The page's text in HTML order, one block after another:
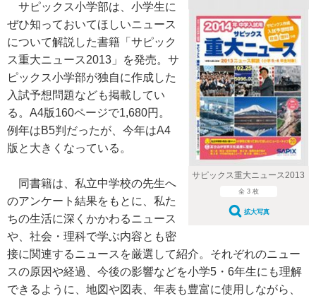
サピックス重大ニュース2013
全 3 枚
拡大写真
サピックス小学部は、小学生に
ぜひ知っておいてほしいニュース
について解説した書籍「サピック
ス重大ニュース2013」を発売。サ
ピックス小学部が独自に作成した
入試予想問題なども掲載してい
る。A4版160ページで1,680円。
例年はB5判だったが、今年はA4
版と大きくなっている。
同書籍は、私立中学校の先生へ
のアンケート結果をもとに、私た
ちの生活に深くかかわるニュース
や、社会・理科で学ぶ内容とも密
接に関連するニュースを厳選して紹介。それぞれのニュー
スの原因や経過、今後の影響などを小学5・6年生にも理解
できるように、地図や図表、年表も豊富に使用しながら、